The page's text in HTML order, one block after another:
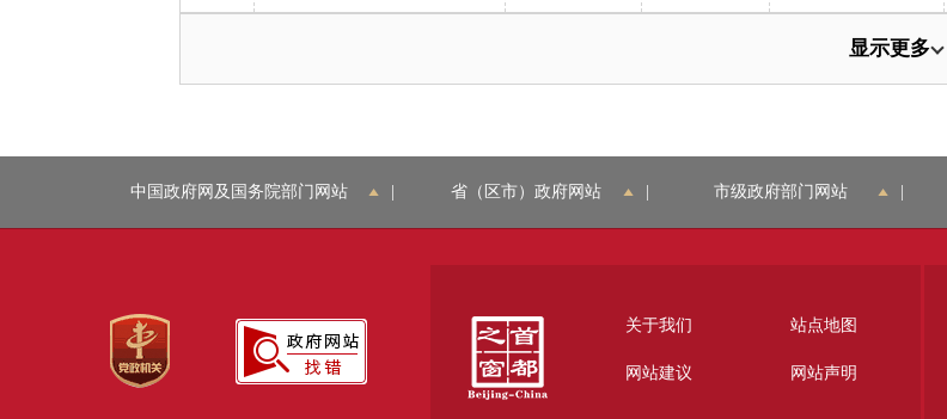
显示更多
中国政府网及国务院部门网站 省（区市）政府网站 市级政府部门网站
关于我们 站点地图
网站建议 网站声明